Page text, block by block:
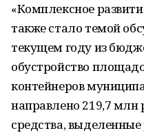
«Комплексное
также стало темой
текущем году из
обустройство
контейнеров
направлено 219,7
средства,